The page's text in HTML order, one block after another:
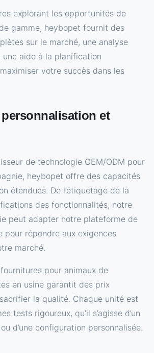
explorant les opportunités de
gamme, heybopet fournit des
sur le marché, une analyse
aide à la planification
votre succès dans les
et
de technologie OEM/ODM pour
heybopet offre des capacités
étendues. De l’étiquetage de la
des fonctionnalités, notre
peut adapter notre plateforme de
pour répondre aux exigences
marché.
pour animaux de
en usine garantit des prix
la qualité. Chaque unité est
tests rigoureux, qu’il s’agisse d’un
d’une configuration personnalisée.